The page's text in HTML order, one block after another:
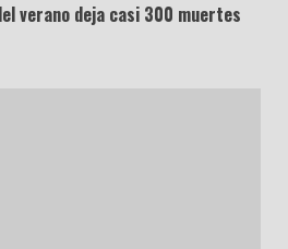
verano deja casi 300 muertes